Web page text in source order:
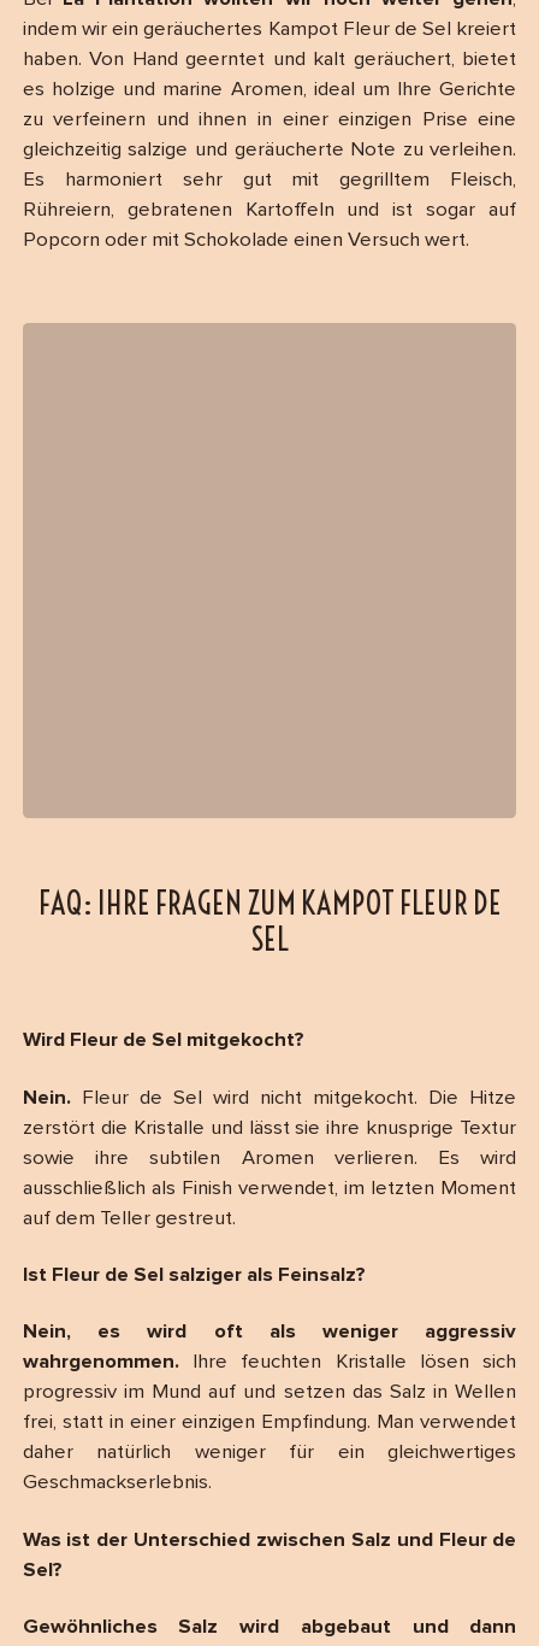
indem wir ein geräuchertes Kampot Fleur de Sel kreiert
haben. Von Hand geerntet und kalt geräuchert, bietet
es holzige und marine Aromen, ideal um Ihre Gerichte
zu verfeinern und ihnen in einer einzigen Prise eine
gleichzeitig salzige und geräucherte Note zu verleihen.
Es harmoniert sehr gut mit gegrilltem Fleisch,
Rühreiern, gebratenen Kartoffeln und ist sogar auf
Popcorn oder mit Schokolade einen Versuch wert.
FAQ: IHRE FRAGEN ZUM KAMPOT FLEUR DE
SEL
Wird Fleur de Sel mitgekocht?
Nein.Fleur de Sel wird nicht mitgekocht. Die Hitze
zerstört die Kristalle und lässt sie ihre knusprige Textur
sowie ihre subtilen Aromen verlieren. Es wird
ausschließlich als Finish verwendet, im letzten Moment
auf dem Teller gestreut.
Ist Fleur de Sel salziger als Feinsalz?
Nein, es wird oft als weniger aggressiv
wahrgenommen.Ihre feuchten Kristalle lösen sich
progressiv im Mund auf und setzen das Salz in Wellen
frei, statt in einer einzigen Empfindung. Man verwendet
daher natürlich weniger für ein gleichwertiges
Geschmackserlebnis.
Was ist der Unterschied zwischen Salz und Fleur de
Sel?
Gewöhnliches Salz wird abgebaut und dann